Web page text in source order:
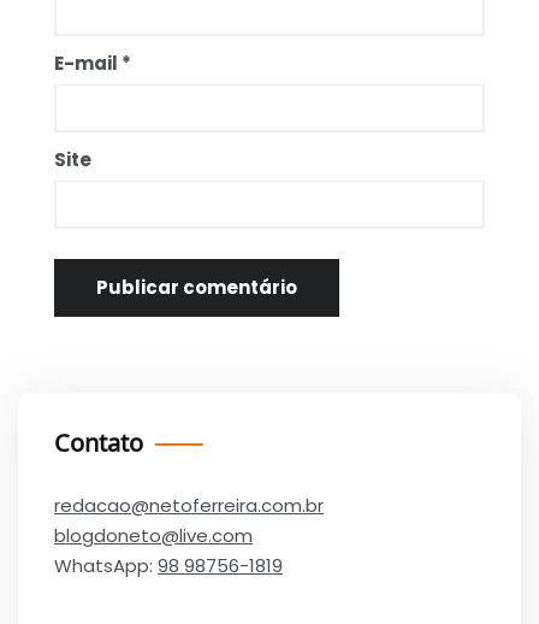
E-mail *
Site
Contato
redacao@netoferreira.com.br
blogdoneto@live.com
WhatsApp: 98 98756-1819